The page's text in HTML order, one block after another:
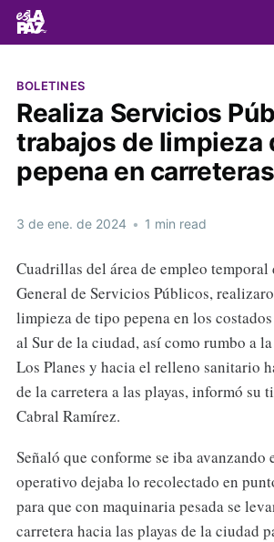
BOLETINES
Realiza Servicios
trabajos de limpieza
pepena en carreteras
3 de ene. de 2024 • 1 min read
Cuadrillas del área de empleo
General de Servicios Públicos,
limpieza de tipo pepena en los
al Sur de la ciudad, así como rumbo a
Los Planes y hacia el relleno sanitario
de la carretera a las playas, informó su
Cabral Ramírez.
Señaló que conforme se iba avanzando
operativo dejaba lo recolectado en
para que con maquinaria pesada se
carretera hacia las playas de la ciudad